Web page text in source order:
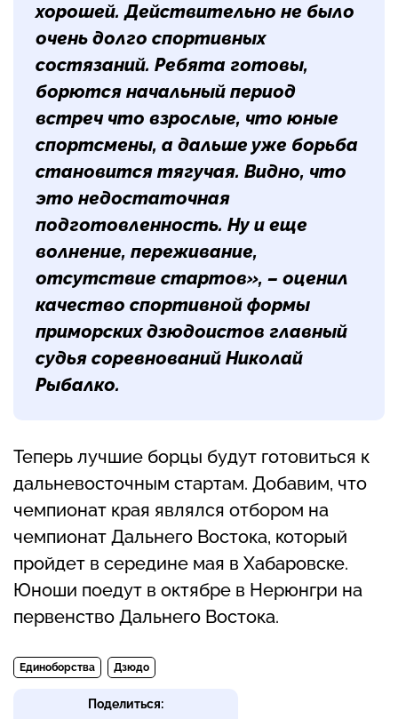
хорошей. Действительно не было
очень долго спортивных
состязаний. Ребята готовы,
борются начальный период
встреч что взрослые, что юные
спортсмены, а дальше уже борьба
становится тягучая. Видно, что
это недостаточная
подготовленность. Ну и еще
волнение, переживание,
отсутствие стартов», – оценил
качество спортивной формы
приморских дзюдоистов главный
судья соревнований Николай
Рыбалко.
Теперь лучшие борцы будут готовиться к
дальневосточным стартам. Добавим, что
чемпионат края являлся отбором на
чемпионат Дальнего Востока, который
пройдет в середине мая в Хабаровске.
Юноши поедут в октябре в Нерюнгри на
первенство Дальнего Востока.
Единоборства Дзюдо
Поделиться: